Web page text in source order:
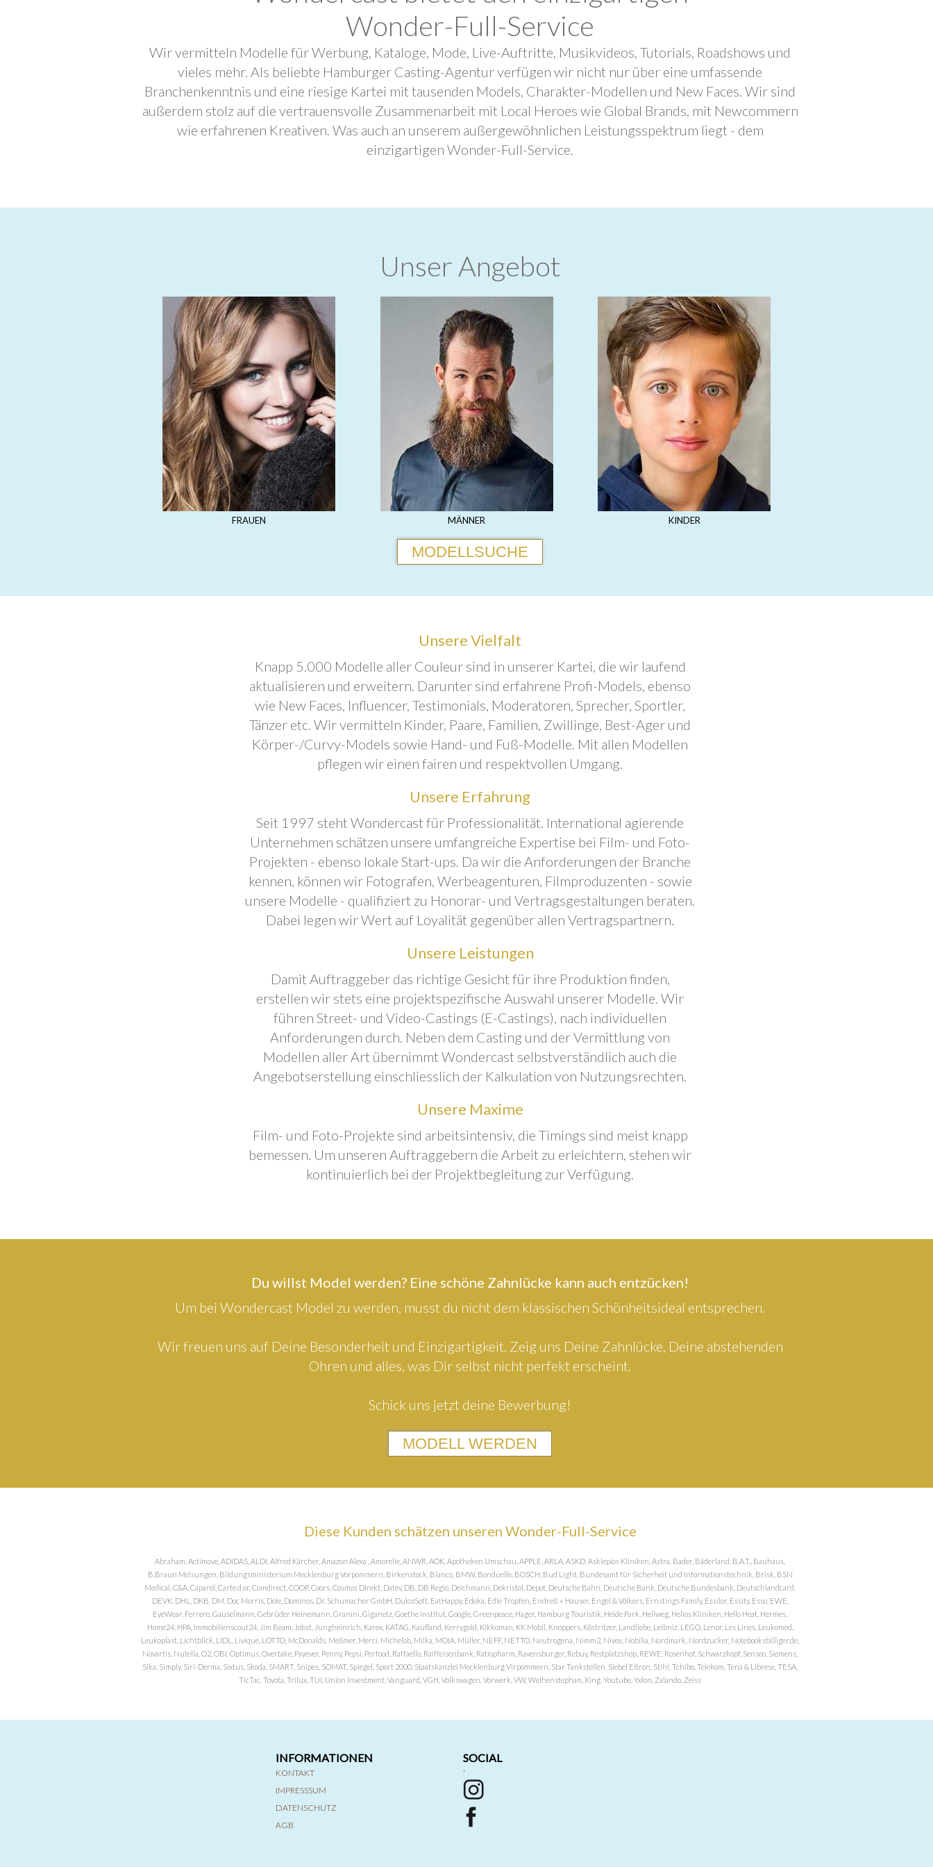
Wonder-Full-Service
Wir vermitteln Modelle für Werbung, Kataloge, Mode, Live-Auftritte, Musikvideos, Tutorials, Roadshows und
vieles mehr. Als beliebte Hamburger Casting-Agentur verfügen wir nicht nur über eine umfassende
Branchenkenntnis und eine riesige Kartei mit tausenden Models, Charakter-Modellen und New Faces. Wir sind
außerdem stolz auf die vertrauensvolle Zusammenarbeit mit Local Heroes wie Global Brands, mit Newcommern
wie erfahrenen Kreativen. Was auch an unserem außergewöhnlichen Leistungsspektrum liegt - dem
einzigartigen Wonder-Full-Service.
Unser Angebot
FRAUEN MÄNNER KINDER
MODELLSUCHE
Unsere Vielfalt
Knapp 5.000 Modelle aller Couleur sind in unserer Kartei, die wir laufend
aktualisieren und erweitern. Darunter sind erfahrene Profi-Models, ebenso
wie New Faces, Influencer, Testimonials, Moderatoren, Sprecher, Sportler,
Tänzer etc. Wir vermitteln Kinder, Paare, Familien, Zwillinge, Best-Ager und
Körper-/Curvy-Models sowie Hand- und Fuß-Modelle. Mit allen Modellen
pflegen wir einen fairen und respektvollen Umgang.
Unsere Erfahrung
Seit 1997 steht Wondercast für Professionalität. International agierende
Unternehmen schätzen unsere umfangreiche Expertise bei Film- und Foto-
Projekten - ebenso lokale Start-ups. Da wir die Anforderungen der Branche
kennen, können wir Fotografen, Werbeagenturen, Filmproduzenten - sowie
unsere Modelle - qualifiziert zu Honorar- und Vertragsgestaltungen beraten.
Dabei legen wir Wert auf Loyalität gegenüber allen Vertragspartnern.
Unsere Leistungen
Damit Auftraggeber das richtige Gesicht für ihre Produktion finden,
erstellen wir stets eine projektspezifische Auswahl unserer Modelle. Wir
führen Street- und Video-Castings (E-Castings), nach individuellen
Anforderungen durch. Neben dem Casting und der Vermittlung von
Modellen aller Art übernimmt Wondercast selbstverständlich auch die
Angebotserstellung einschliesslich der Kalkulation von Nutzungsrechten.
Unsere Maxime
Film- und Foto-Projekte sind arbeitsintensiv, die Timings sind meist knapp
bemessen. Um unseren Auftraggebern die Arbeit zu erleichtern, stehen wir
kontinuierlich bei der Projektbegleitung zur Verfügung.
Du willst Model werden? Eine schöne Zahnlücke kann auch entzücken!
Um bei Wondercast Model zu werden, musst du nicht dem klassischen Schönheitsideal entsprechen.
Wir freuen uns auf Deine Besonderheit und Einzigartigkeit. Zeig uns Deine Zahnlücke, Deine abstehenden
Ohren und alles, was Dir selbst nicht perfekt erscheint.
Schick uns jetzt deine Bewerbung!
MODELL WERDEN
Diese Kunden schätzen unseren Wonder-Full-Service
Abraham, Actimove, ADIDAS, ALDI, Alfred Kärcher, Amazon Alexa , Amorelie, ANWR, AOK, Apotheken Umschau, APPLE, ARLA, ASKD, Asklepios Kliniken, Astra, Bader, Bäderland, B.A.T., Bauhaus,
B.Braun Melsungen, Bildungsministerium Mecklenburg Vorpommern, Birkenstock, Blanco, BMW, Bonduelle, BOSCH, Bud Light, Bundesamt für Sicherheit und Informationstechnik, Brisk, BSN
Medical, C&A, Caparol, Carte d or, Comdirect, COOP, Coors, Cosmos DIrekt, Datev, DB, DB Regio, Deichmann, Dekristol, Depot, Deutsche Bahn, Deutsche Bank, Deutsche Bundesbank, Deutschlandcard,
DEVK, DHL, DKB, DM, Doc Morris, Dole, Dominos, Dr. Schumacher GmbH, DulcoSoft, EatHappy, Edeka, Edle Tropfen, Endreß + Hauser, Engel & Völkers, Ernstings Family, Essilor, Essity, Esso, EWE,
EyeWear, Ferrero, Gauselmann, Gebrüder Heinemann, Granini, Giganetz, Goethe Institut, Google, Greenpeace, Hager, Hamburg Touristik, Heide Park, Hellweg, Helios Kliniken, Hello Heat, Hermes,
Home24, HPA, Immobilienscout24, Jim Beam, Jobst, Jungheinrich, Karex, KATAG, Kaufland, Kerrygold, Kikkoman, KK Mobil, Knoppers, Köstritzer, Landliebe, Leibniz, LEGO, Lenor, Les Lines, Leukomed,
Leukoplast, Lichtblick, LIDL, Livique, LOTTO, McDonalds, Meßmer, Merci, Michelob, Milka, MOIA, Müller, NEFF, NETTO, Neutrogena, Nimm2, Nivea, Nobilia, Nordmark, Nordzucker, Notebooksbilliger.de,
Novartis, Nutella, O2, OBI, Optimus, Overtake, Payever, Penny, Pepsi, Perfood, Raffaello, Raiffeisenbank, Ratiopharm, Ravensburger, Rebuy, Restplatzshop, REWE, Rosenhof, Schwarzkopf, Senseo, Siemens,
Sika, Simply, Siri-Derma, Sixtus, Skoda, SMART, Snipes, SOMAT, Spiegel, Sport 2000, Staatskanzlei Mecklenburg Virpommern, Star Tankstellen, Siebel Eltron, Stihl, Tchibo, Telekom, Tena & Librese, TESA,
TicTac, Toyota, Trilux, TUI, Union Investment, Vanguard, VGH, Volkswagen, Vorwerk, VW, Weihenstephan, Xing, Youtube, Yxlon, Zalando, Zeiss
INFORMATIONEN
KONTAKT
IMPRESSSUM
DATENSCHUTZ
AGB
SOCIAL
'